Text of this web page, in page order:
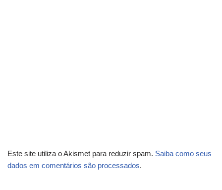
Este site utiliza o Akismet para reduzir spam. Saiba como seus
dados em comentários são processados.